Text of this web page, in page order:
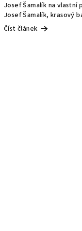
Josef Šamalík na vlastní
Josef Šamalík, krasový
Číst článek